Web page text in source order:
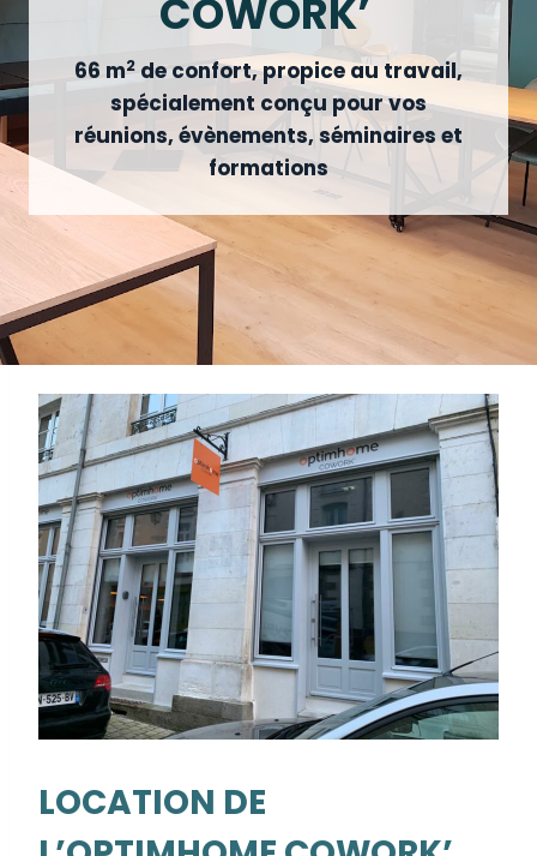
COWORK’
66 m2 de confort, propice au travail,
spécialement conçu pour vos
réunions, évènements, séminaires et
formations
LOCATION DE